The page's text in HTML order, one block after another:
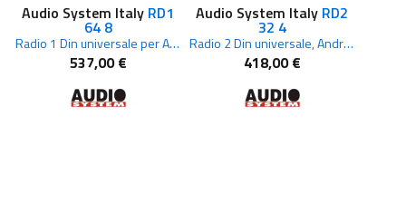
Audio System Italy RD1
64 8
Radio 1 Din universale per Android 10.0, 8 core, 4+64 GB con scheda SIM
537,00 €
Audio System Italy RD2
32 4
Radio 2 Din universale, Android 10.0, 4 core, 2+32 GB, senza scheda SIM
418,00 €